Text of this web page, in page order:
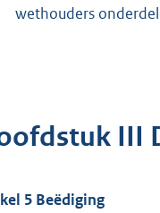
wethouders
III
5 Beëdiging